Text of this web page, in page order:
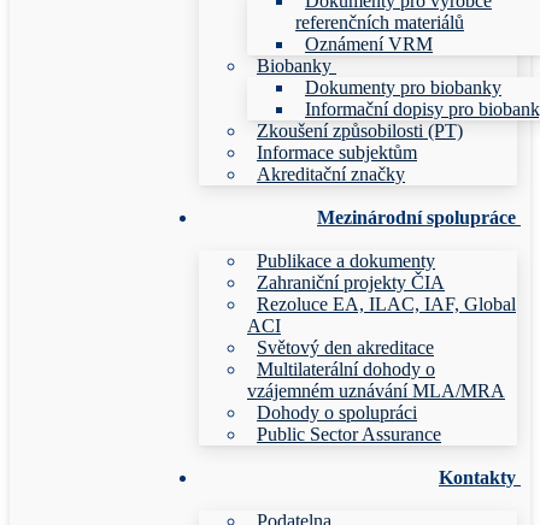
referenčních materiálů
Oznámení VRM
Biobanky
Dokumenty pro biobanky
Informační dopisy pro
Zkoušení způsobilosti (PT)
Informace subjektům
Akreditační značky
Mezinárodní spolupráce
Publikace a dokumenty
Zahraniční projekty ČIA
Rezoluce EA, ILAC, IAF, Global
ACI
Světový den akreditace
Multilaterální dohody o
vzájemném uznávání MLA/MRA
Dohody o spolupráci
Public Sector Assurance
Kontakty
Podatelna